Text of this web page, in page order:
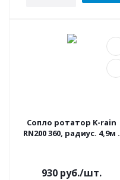
Сопло ротатор K-rain
RN200 360, радиус. 4,9м -
930 руб./шт.